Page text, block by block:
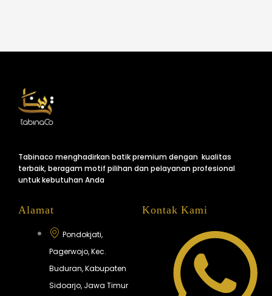
Tabinaco menghadirkan batik premium dengan kualitas
terbaik, beragam motif pilihan dan pelayanan profesional
untuk kebutuhan Anda
Alamat
Pondokjati,
Pagerwojo, Kec.
Buduran, Kabupaten
Sidoarjo, Jawa Timur
Kontak Kami